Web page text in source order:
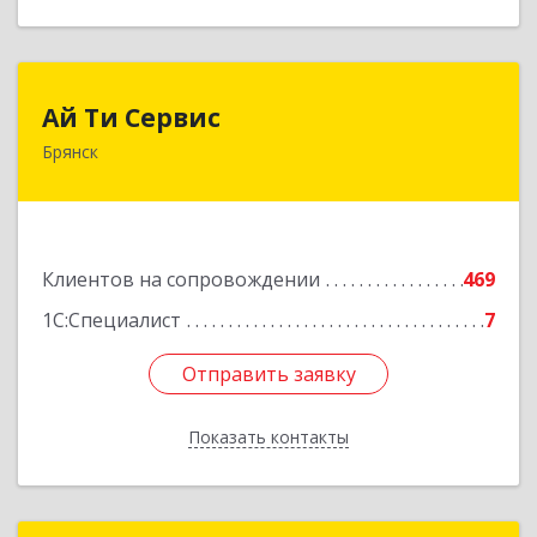
Ай Ти Сервис
Брянск
Клиентов на сопровождении
469
1С:Специалист
7
Отправить заявку
Показать контакты
Отправить заявку
Назад